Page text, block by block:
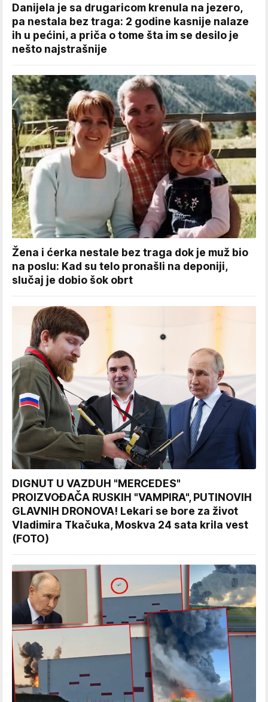
Danijela je sa drugaricom krenula na jezero,
pa nestala bez traga: 2 godine kasnije nalaze
ih u pećini, a priča o tome šta im se desilo je
nešto najstrašnije
Žena i ćerka nestale bez traga dok je muž bio
na poslu: Kad su telo pronašli na deponiji,
slučaj je dobio šok obrt
DIGNUT U VAZDUH "MERCEDES"
PROIZVOĐAČA RUSKIH "VAMPIRA", PUTINOVIH
GLAVNIH DRONOVA! Lekari se bore za život
Vladimira Tkačuka, Moskva 24 sata krila vest
(FOTO)